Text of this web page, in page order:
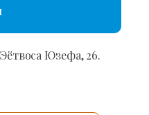
Юзефа, 26.